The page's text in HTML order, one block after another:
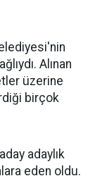
Alınan
üzerine
birçok
adaylık
eden oldu.